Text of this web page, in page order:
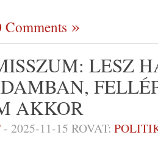
Comments
LESZ
AKKOR
- 2025-11-15 ROVAT: